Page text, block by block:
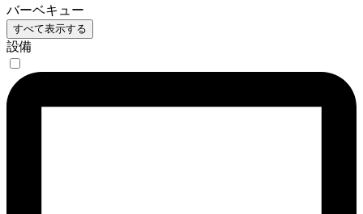
バーベキュー
すべて表示する
設備